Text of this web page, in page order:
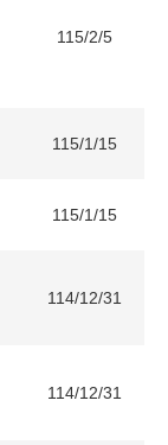
115/2/5
115/1/15
115/1/15
114/12/31
114/12/31